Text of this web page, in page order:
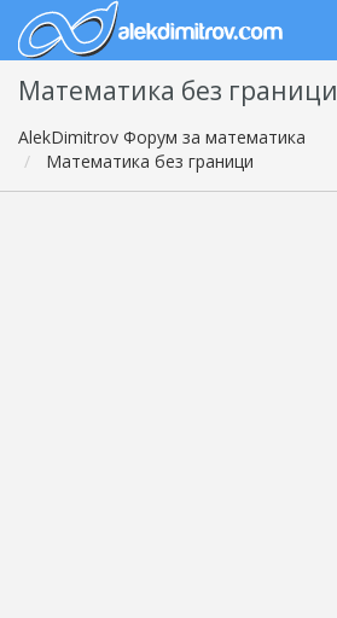
Математика без граници
AlekDimitrov Форум за математика
Математика без граници